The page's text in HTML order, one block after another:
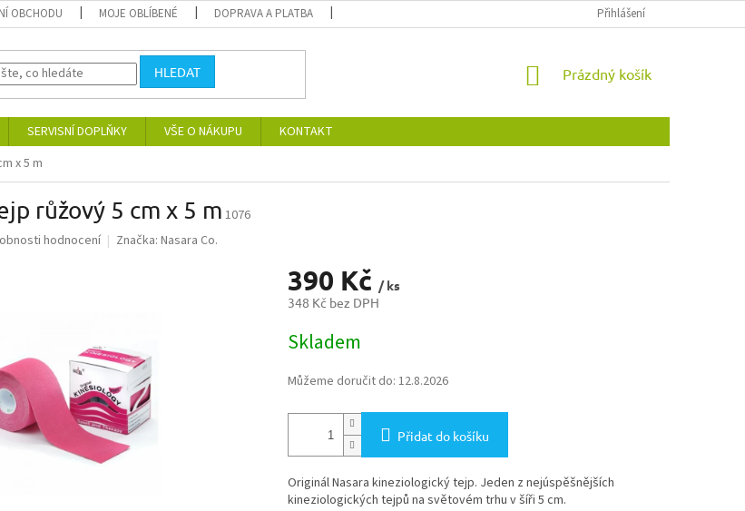
OBCHODU MOJE OBLÍBENÉ DOPRAVA A PLATBA OCHRANA OSOBNÍCH ÚDAJŮ
Přihlášení
HLEDAT
NÁKUPNÍ
Prázdný košík
SERVISNÍ DOPLŇKY VŠE O NÁKUPU
KONTAKT
x 5 m
růžový 5 cm x 5 m 1076
hodnocení Značka: Nasara Co.
390 Kč / ks
348 Kč bez DPH
cena:
Skladem
Můžeme doručit do: 12.8.2026
Přidat do košíku
Originál Nasara kineziologický tejp. Jeden z nejúspěšnějších
kineziologických tejpů na světovém trhu v šíři 5 cm.